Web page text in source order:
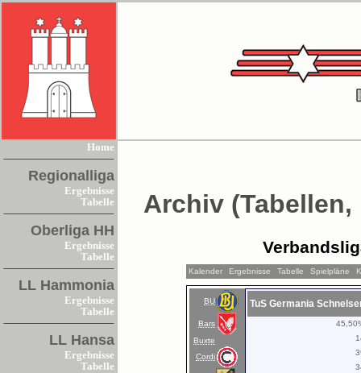
Home
Regionalliga
Ergebnisse
Tabelle
Oberliga HH
Ergebnisse
Tabelle
LL Hammonia
Ergebnisse
Tabelle
LL Hansa
Ergebnisse
Tabelle
Archiv
Kalender Ergebnisse Tabelle Spielpläne
BU
Bars
Buxte
Cordi
TuS Germania